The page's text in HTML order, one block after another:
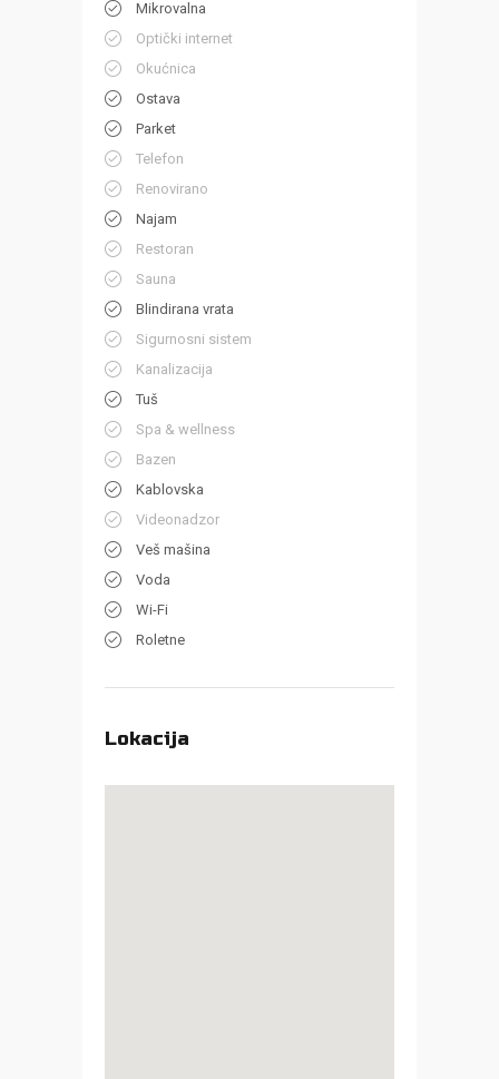
Mikrovalna
Optički internet
Okućnica
Ostava
Parket
Telefon
Renovirano
Najam
Restoran
Sauna
Blindirana vrata
Sigurnosni sistem
Kanalizacija
Tuš
Spa & wellness
Bazen
Kablovska
Videonadzor
Veš mašina
Voda
Wi-Fi
Roletne
Lokacija